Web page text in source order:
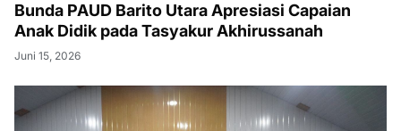
Bunda PAUD Barito Utara Apresiasi Capaian
Anak Didik pada Tasyakur Akhirussanah
Juni 15, 2026